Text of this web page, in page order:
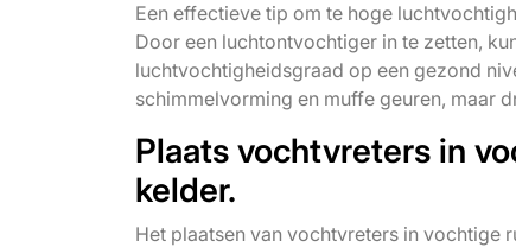
Een effectieve tip om te hoge
Door een luchtontvochtiger in te zetten,
luchtvochtigheidsgraad op een gezond
schimmelvorming en muffe geuren, maar
Plaats vochtvreters in
kelder.
Het plaatsen van vochtvreters in vochtige